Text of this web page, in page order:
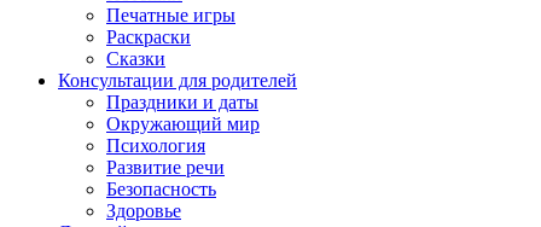
Печатные игры
Раскраски
Сказки
Консультации для родителей
Праздники и даты
Окружающий мир
Психология
Развитие речи
Безопасность
Здоровье